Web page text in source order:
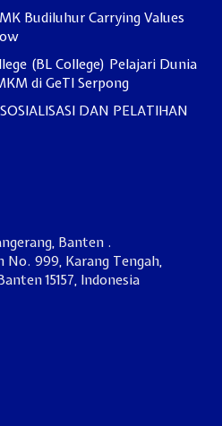
Budiluhur Carrying Values
(BL College) Pelajari Dunia
di GeTI Serpong
DAN PELATIHAN
Banten .
No. 999, Karang Tengah,
15157, Indonesia